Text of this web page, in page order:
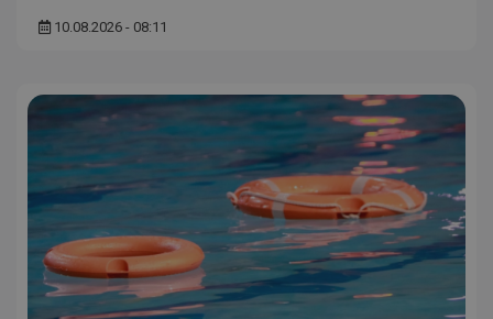
10.08.2026 - 08:11